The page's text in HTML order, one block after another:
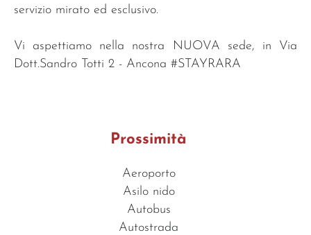
servizio mirato ed esclusivo.
Vi aspettiamo nella nostra NUOVA sede, in Via
Dott.Sandro Totti 2 - Ancona #STAYRARA
Prossimità
Aeroporto
Asilo nido
Autobus
Autostrada